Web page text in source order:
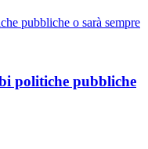
politiche pubbliche